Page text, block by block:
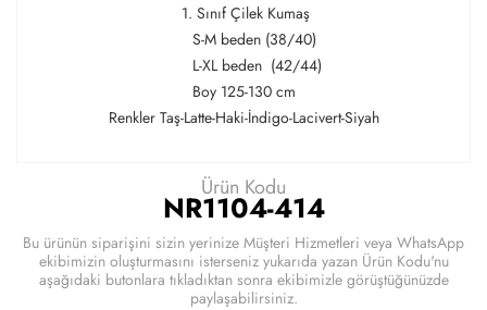
1. Sınıf Çilek Kumaş
S-M beden (38/40)
L-XL beden (42/44)
Boy 125-130 cm
Renkler Taş-Latte-Haki-İndigo-Lacivert-Siyah
Ürün Kodu
NR1104-414
Bu ürünün siparişini sizin yerinize Müşteri Hizmetleri veya WhatsApp
ekibimizin oluşturmasını isterseniz yukarıda yazan Ürün Kodu'nu
aşağıdaki butonlara tıkladıktan sonra ekibimizle görüştüğünüzde
paylaşabilirsiniz.